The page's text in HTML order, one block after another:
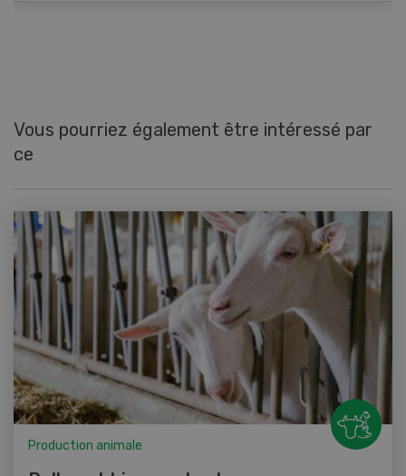
Vous pourriez également être intéressé par
ce
Production animale